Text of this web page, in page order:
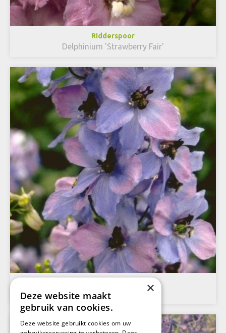
Ridderspoor
Delphinium 'Strawberry Fair'
Delphinium 'Ouvert?re'
×
Deze website maakt
gebruik van cookies.
Deze website gebruikt cookies om uw